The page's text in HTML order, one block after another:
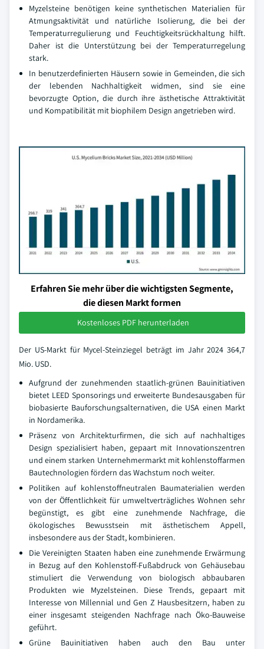
Myzelsteine benötigen keine synthetischen Materialien für
Atmungsaktivität und natürliche Isolierung, die bei der
Temperaturregulierung und Feuchtigkeitsrückhaltung hilft.
Daher ist die Unterstützung bei der Temperaturregelung
stark.
In benutzerdefinierten Häusern sowie in Gemeinden, die sich
der lebenden Nachhaltigkeit widmen, sind sie eine
bevorzugte Option, die durch ihre ästhetische Attraktivität
und Kompatibilität mit biophilem Design angetrieben wird.
Erfahren Sie mehr über die wichtigsten Segmente,
die diesen Markt formen
Kostenloses PDF herunterladen
Der US-Markt für Mycel-Steinziegel beträgt im Jahr 2024 364,7
Mio. USD.
Aufgrund der zunehmenden staatlich-grünen Bauinitiativen
bietet LEED Sponsorings und erweiterte Bundesausgaben für
biobasierte Bauforschungsalternativen, die USA einen Markt
in Nordamerika.
Präsenz von Architekturfirmen, die sich auf nachhaltiges
Design spezialisiert haben, gepaart mit Innovationszentren
und einem starken Unternehmermarkt mit kohlenstoffarmen
Bautechnologien fördern das Wachstum noch weiter.
Politiken auf kohlenstoffneutralen Baumaterialien werden
von der Öffentlichkeit für umweltverträgliches Wohnen sehr
begünstigt, es gibt eine zunehmende Nachfrage, die
ökologisches Bewusstsein mit ästhetischem Appell,
insbesondere aus der Stadt, kombinieren.
Die Vereinigten Staaten haben eine zunehmende Erwärmung
in Bezug auf den Kohlenstoff-Fußabdruck von Gehäusebau
stimuliert die Verwendung von biologisch abbaubaren
Produkten wie Myzelsteinen. Diese Trends, gepaart mit
Interesse von Millennial und Gen Z Hausbesitzern, haben zu
einer insgesamt steigenden Nachfrage nach Öko-Bauweise
geführt.
Grüne Bauinitiativen haben auch den Bau unter